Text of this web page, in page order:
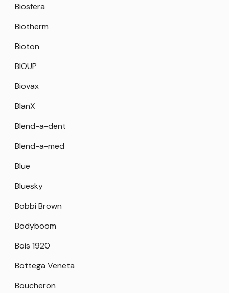
Biosfera
Biotherm
Bioton
BIOUP
Biovax
BlanX
Blend-a-dent
Blend-a-med
Blue
Bluesky
Bobbi Brown
Bodyboom
Bois 1920
Bottega Veneta
Boucheron